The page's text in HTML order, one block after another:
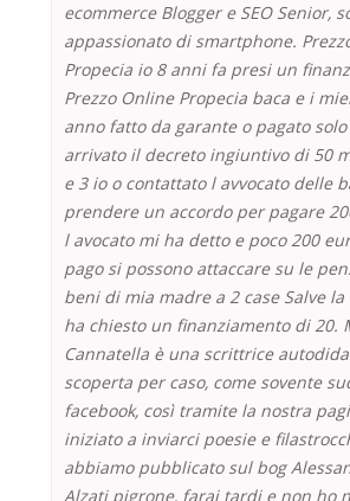
ecommerce Blogger e SEO Senior,
appassionato di smartphone.
Propecia io 8 anni fa presi un
Prezzo Online Propecia baca e i
anno fatto da garante o pagato
arrivato il decreto ingiuntivo di 50
e 3 io o contattato l avvocato delle
prendere un accordo per pagare
l avocato mi ha detto e poco 200
pago si possono attaccare su le
beni di mia madre a 2 case Salve
ha chiesto un finanziamento di 20.
Cannatella è una scrittrice
scoperta per caso, come sovente
facebook, così tramite la nostra
iniziato a inviarci poesie e
abbiamo pubblicato sul bog
Alzati pigrone, farai tardi e non ho